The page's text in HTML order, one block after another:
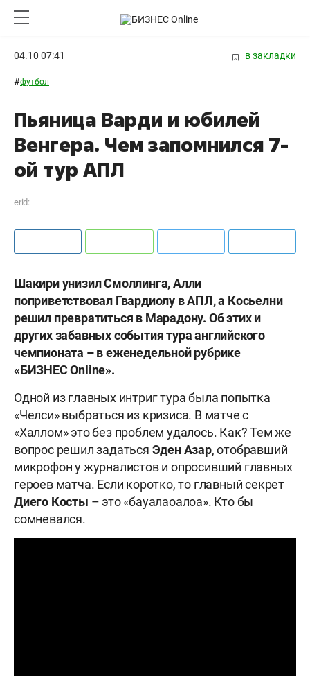
04.10 07:41 в закладки
#футбол
Пьяница Варди и юбилей
Венгера. Чем запомнился 7-
ой тур АПЛ
erid:
Шакири унизил Смоллинга, Алли
поприветствовал Гвардиолу в АПЛ, а Косьелни
решил превратиться в Марадону. Об этих и
других забавных события тура английского
чемпионата – в еженедельной рубрике
«БИЗНЕС Online».
Одной из главных интриг тура была попытка
«Челси» выбраться из кризиса. В матче с
«Халлом» это без проблем удалось. Как? Тем же
вопрос решил задаться Эден Азар, отобравший
микрофон у журналистов и опросивший главных
героев матча. Если коротко, то главный секрет
Диего Косты – это «бауалаоалоа». Кто бы
сомневался.